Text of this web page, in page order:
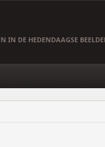
IN DE HEDENDAAGSE